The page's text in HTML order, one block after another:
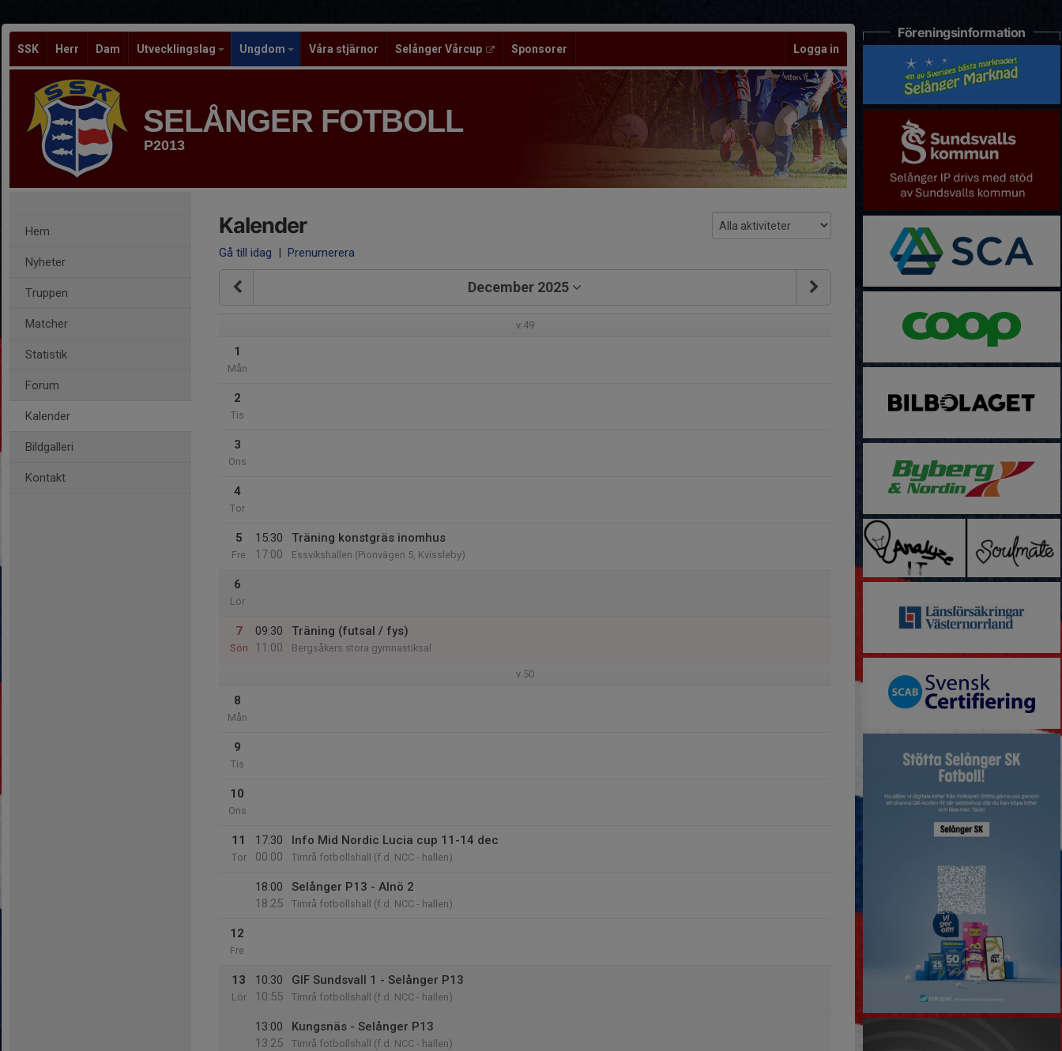
SSK Herr Dam Utvecklingslag Ungdom Våra stjärnor Selånger Vårcup Sponsorer Logga in
SELÅNGER FOTBOLL
P2013
Hem
Nyheter
Truppen
Matcher
Statistik
Forum
Kalender
Bildgalleri
Kontakt
Kalender
Gå till idag | Prenumerera
December 2025
v.49
1
Mån
2
Tis
3
Ons
4
Tor
5
Fre
15:30
17:00
Träning konstgräs inomhus
Essvikshallen (Pionvägen 5, Kvissleby)
6
Lör
7
Sön
09:30
11:00
Träning (futsal / fys)
Bergsåkers stora gymnastiksal
v.50
8
Mån
9
Tis
10
Ons
11
Tor
17:30
00:00
Info Mid Nordic Lucia cup 11-14 dec
Timrå fotbollshall (f.d. NCC - hallen)
18:00
18:25
Selånger P13 - Alnö 2
Timrå fotbollshall (f.d. NCC - hallen)
12
Fre
13
Lör
10:30
10:55
GIF Sundsvall 1 - Selånger P13
Timrå fotbollshall (f.d. NCC - hallen)
13:00
13:25
Kungsnäs - Selånger P13
Timrå fotbollshall (f.d. NCC - hallen)
Föreningsinformation